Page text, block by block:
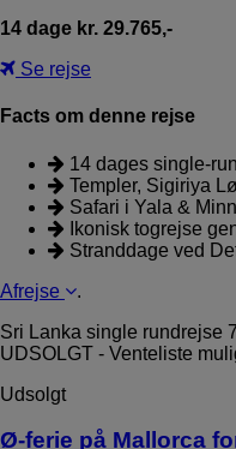
14 dage kr. 29.765,-
Se rejse
Facts om denne rejse
14 dages single-
Templer, Sigiriya
Safari i Yala &
Ikonisk togrejse
Stranddage ved
Afrejse
.
Sri Lanka single rundrejse
UDSOLGT - Venteliste
Udsolgt
Ø-ferie på Mallorca